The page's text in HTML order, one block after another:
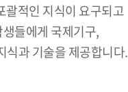
괄적인 지식이 요구되고
들에게 국제기구,
식과 기술을 제공합니다.